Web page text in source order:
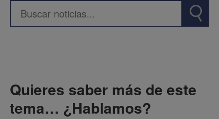
Quieres saber más de este
tema… ¿Hablamos?